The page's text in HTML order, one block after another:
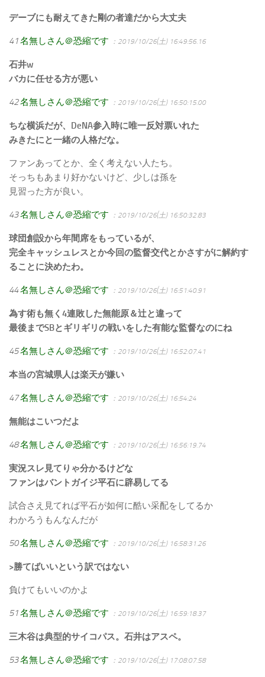
デーブにも耐えてきた剛の者達だから大丈夫
41名無しさん＠恐縮です ：2019/10/26(土) 16:49:56.16
石井w
バカに任せる方が悪い
42名無しさん＠恐縮です ：2019/10/26(土) 16:50:15.00
ちな横浜だが、DeNA参入時に唯一反対票いれた
みきたにと一緒の人格だな。
ファンあってとか、全く考えない人たち。
そっちもあまり好かないけど、少しは孫を
見習った方が良い。
43名無しさん＠恐縮です ：2019/10/26(土) 16:50:32.83
球団創設から年間席をもっているが、
完全キャッシュレスとか今回の監督交代とかさすがに解約す
ることに決めたわ。
44名無しさん＠恐縮です ：2019/10/26(土) 16:51:40.91
為す術も無く4連敗した無能原＆辻と違って
最後までSBとギリギリの戦いをした有能な監督なのにね
45名無しさん＠恐縮です ：2019/10/26(土) 16:52:07.41
本当の宮城県人は楽天が嫌い
47名無しさん＠恐縮です ：2019/10/26(土) 16:54:24
無能はこいつだよ
48名無しさん＠恐縮です ：2019/10/26(土) 16:56:19.74
実況スレ見てりゃ分かるけどな
ファンはバントガイジ平石に辟易してる
試合さえ見てれば平石が如何に酷い采配をしてるか
わかろうもんなんだが
50名無しさん＠恐縮です ：2019/10/26(土) 16:58:31.26
>勝てばいいという訳ではない
負けてもいいのかよ
51名無しさん＠恐縮です ：2019/10/26(土) 16:59:18.37
三木谷は典型的サイコパス。石井はアスペ。
53名無しさん＠恐縮です ：2019/10/26(土) 17:08:07.58